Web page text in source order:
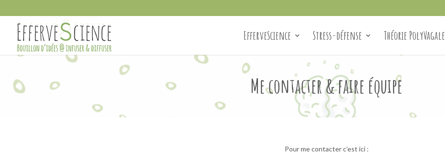
EfferveScience Stress-défense Théorie PolyVagale
Me contacter & faire équipe
Pour me contacter c’est ici :